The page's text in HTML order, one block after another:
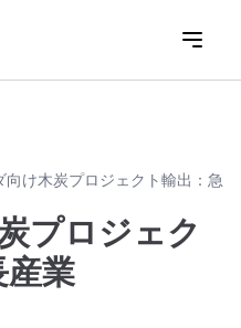
向け木炭プロジェクト輸出：急
プロジェク
産業